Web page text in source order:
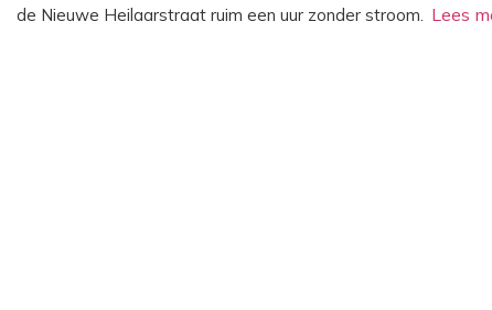
de Nieuwe Heilaarstraat ruim een uur zonder stroom.